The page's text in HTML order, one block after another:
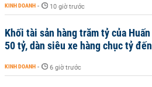
KINH DOANH - 10 giờ trước
Khối tài sản hàng trăm tỷ của
50 tỷ, dàn siêu xe hàng chục tỷ
KINH DOANH - 6 giờ trước